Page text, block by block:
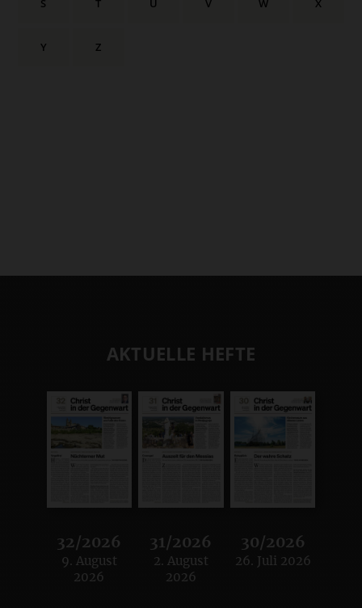
S T U V W X
Y Z
AKTUELLE HEFTE
32/2026
:
9. August
2026
31/2026
:
2. August
2026
30/2026
:
26. Juli 2026